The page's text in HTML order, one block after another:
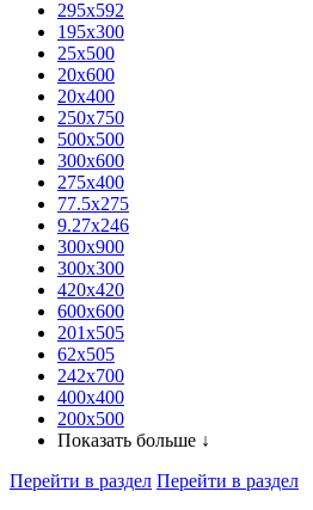
295x592
195х300
25x500
20х600
20х400
250x750
500x500
300x600
275x400
77.5х275
9.27x246
300x900
300x300
420х420
600х600
201х505
62х505
242х700
400х400
200х500
Показать больше ↓
Перейти в раздел Перейти в раздел